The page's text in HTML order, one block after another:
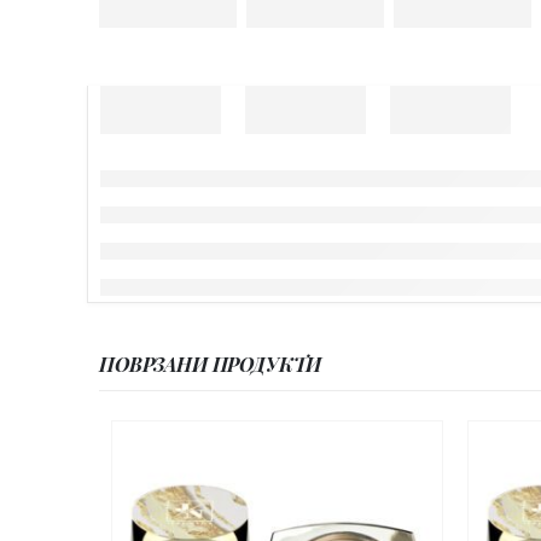
ПОВРЗАНИ ПРОДУКТИ